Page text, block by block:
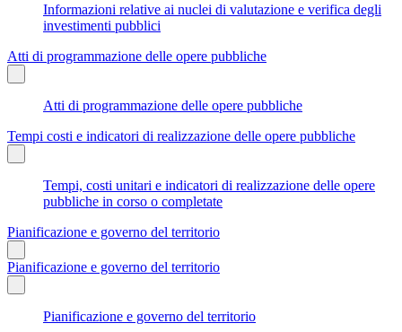
Informazioni relative ai nuclei di valutazione e verifica degli
investimenti pubblici
Atti di programmazione delle opere pubbliche
Atti di programmazione delle opere pubbliche
Tempi costi e indicatori di realizzazione delle opere pubbliche
Tempi, costi unitari e indicatori di realizzazione delle opere
pubbliche in corso o completate
Pianificazione e governo del territorio
Pianificazione e governo del territorio
Pianificazione e governo del territorio